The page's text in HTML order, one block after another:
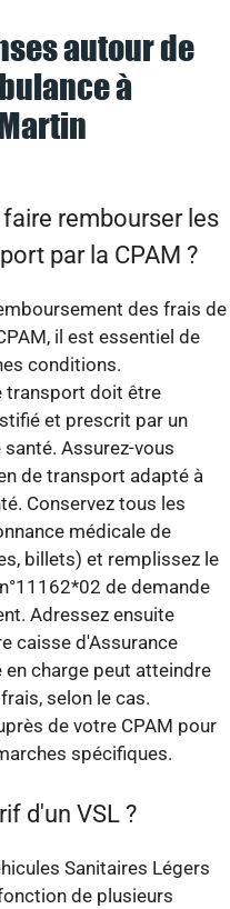
autour de
à
rembourser les
par la CPAM ?
des frais de
il est essentiel de
conditions.
transport doit être
et prescrit par un
Assurez-vous
de transport adapté à
Conservez tous les
médicale de
billets) et remplissez le
de demande
Adressez ensuite
caisse d'Assurance
en charge peut atteindre
selon le cas.
de votre CPAM pour
spécifiques.
d'un VSL ?
Sanitaires Légers
de plusieurs